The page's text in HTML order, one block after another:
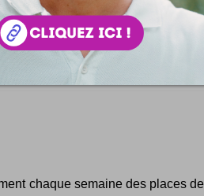
chaque semaine des places